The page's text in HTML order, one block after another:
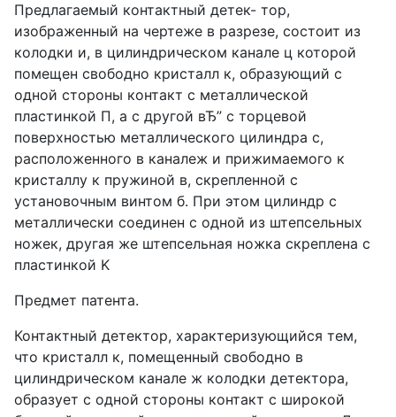
Предлагаемый контактный детек- тор,
изображенный на чертеже в разрезе, состоит из
колодки и, в цилиндрическом канале ц которой
помещен свободно кристалл к, образующий с
одной стороны контакт с металлической
пластинкой П, а с другой вЂ” с торцевой
поверхностью металлического цилиндра с,
расположенного в каналеж и прижимаемого к
кристаллу к пружиной в, скрепленной с
установочным винтом б. При этом цилиндр с
металлически соединен с одной из штепсельных
ножек, другая же штепсельная ножка скреплена с
пластинкой K
Предмет патента.
Контактный детектор, характеризующийся тем,
что кристалл к, помещенный свободно в
цилиндрическом канале ж колодки детектора,
образует с одной стороны контакт с широкой